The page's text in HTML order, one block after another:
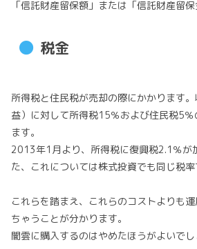
「信託財産留保額」または「信託財産留保
税金
所得税と住民税が売却の際にかかります
益）に対して所得税15％および住民税5
ます。
2013年1月より、所得税に復興税2.1％が
た、これについては株式投資でも同じ税率
これらを踏まえ、これらのコストよりも
ちゃうことが分かります。
闇雲に購入するのはやめたほうがよいでし